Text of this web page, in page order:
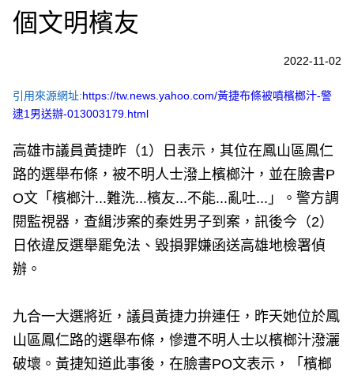
個文明檳友
2022-11-02
引用來源網址:https://tw.news.yahoo.com/黃捷布條被噴檳榔汁-警
逮1男送辦-013003179.html
高雄市議員黃捷昨（1）日表示，其位在鳳山區鳳仁
路的選舉布條，被不明人士潑上檳榔汁，並在臉書P
O文「檳榔汁...難洗...檳友...不能...亂吐...」。警方調
閱監視器，查緝涉案的秦姓男子到案，訊後今（2）
日依違反選舉罷免法、毀損罪嫌函送高雄地檢署偵
辦。
九合一大選將近，議員黃捷力拚連任，昨天她位於鳳
山區鳳仁路的選舉布條，慘遭不明人士以檳榔汁潑灑
破壞。黃捷知道此事後，在臉書PO文表示，「檳榔